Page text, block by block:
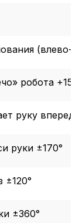
(влево-
робота
руку
руки ±170°
±120°
±360°